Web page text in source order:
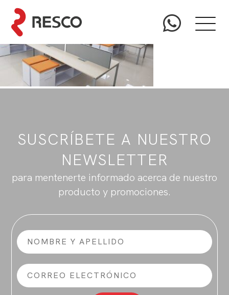
SUSCRÍBETE A NUESTRO
NEWSLETTER
para mentenerte informado acerca de nuestro
producto y promociones.